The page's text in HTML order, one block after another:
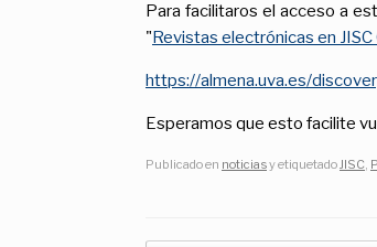
Para facilitaros el acceso a
"Revistas electrónicas en
https://almena.uva.es/
Esperamos que esto facilite
Publicado en noticiasy etiquetado JISC